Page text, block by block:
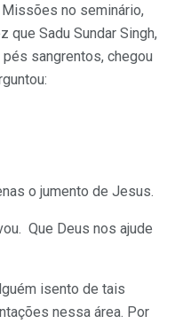
no seminário,
que Sadu Sundar Singh,
sangrentos, chegou
o jumento de Jesus.
Que Deus nos ajude
isento de tais
nessa área. Por